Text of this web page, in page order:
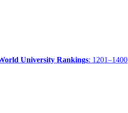
University Rankings: 1201–1400